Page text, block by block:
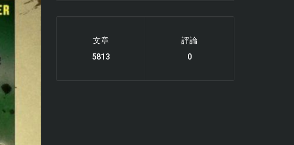
文章
6119
評論
0